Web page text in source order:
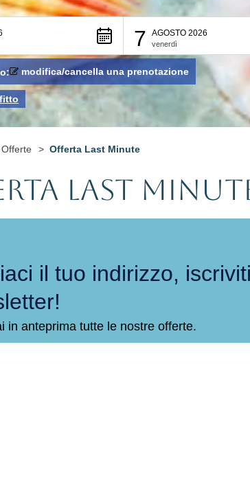
7 AGOSTO 2026
venerdì
modifica/cancella una prenotazione
Offerte > Offerta Last Minute
Last
il tuo indirizzo,
in anteprima tutte le nostre offerte.